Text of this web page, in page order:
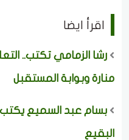
اقرأ ايضا
منارة وبوابة المستقبل
بسام عبد السميع
البقيع